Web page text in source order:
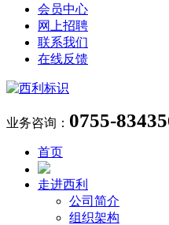
会员中心
网上招聘
联系我们
在线反馈
业务咨询： 0755-
首页
走进西利
公司简介
组织架构